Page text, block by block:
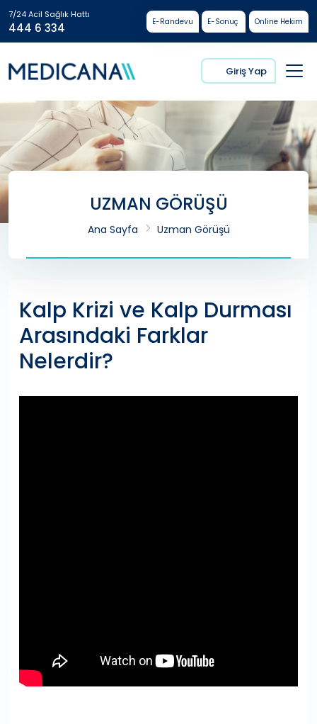
7/24 Acil Sağlık Hattı
444 6 334 E-Randevu E-Sonuç Online Hekim
Giriş Yap
UZMAN GÖRÜŞÜ
Ana Sayfa Uzman Görüşü
Kalp Krizi ve Kalp Durması
Arasındaki Farklar
Nelerdir?